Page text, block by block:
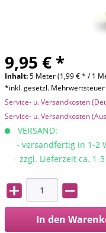
9,95 € *
Inhalt:5 Meter (1,99 € * / 1
*inkl. gesetzl. Mehrwertsteuer
Service- u. Versandkosten
Service- u. Versandkosten
VERSAND:
- versandfertig in 1-2
- zzgl. Lieferzeit ca. 1-
In den